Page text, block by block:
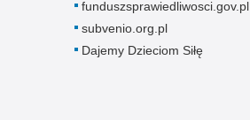
funduszsprawiedliwosci.gov.pl
subvenio.org.pl
Dajemy Dzieciom Siłę